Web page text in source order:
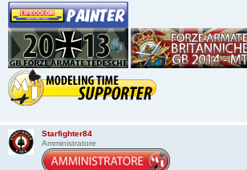
Starfighter84
Amministratore